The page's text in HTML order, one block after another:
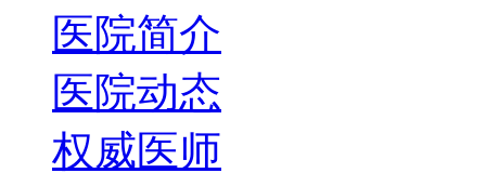
医院简介
医院动态
权威医师